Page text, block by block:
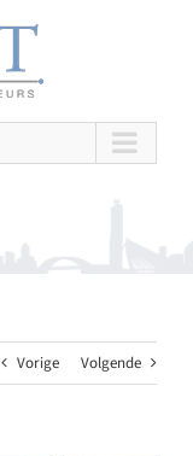
Vorige Volgende